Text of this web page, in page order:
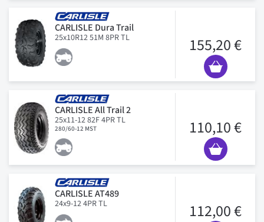
CARLISLE Dura Trail
25x10R12 51M 8PR TL 155,20 €
CARLISLE All Trail 2
25x11-12 82F 4PR TL
280/60-12 MST 110,10 €
CARLISLE AT489
24x9-12 4PR TL 112,00 €